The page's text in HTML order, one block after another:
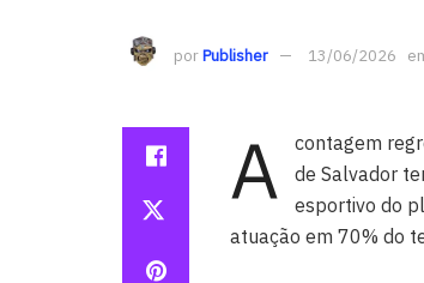
porPublisher 13/06/2026
A contagem
de Salvador
esportivo do
atuação em 70% do